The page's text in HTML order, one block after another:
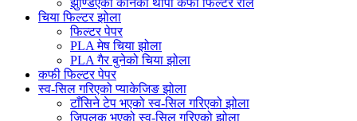
झुण्डिएको कानको थोपा कफी फिल्टर रोल
चिया फिल्टर झोला
फिल्टर पेपर
PLA मेष चिया झोला
PLA गैर बुनेको चिया झोला
कफी फिल्टर पेपर
स्व-सिल गरिएको प्याकेजिङ झोला
टाँसिने टेप भएको स्व-सिल गरिएको झोला
जिपलक भएको स्व-सिल गरिएको झोला